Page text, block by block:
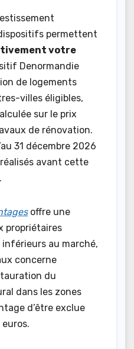
permettent
votre
Denormandie
de logements
villes éligibles,
sur le prix
de rénovation.
31 décembre 2026
avant cette
offre une
propriétaires
au marché,
concerne
du
dans les zones
d’être exclue